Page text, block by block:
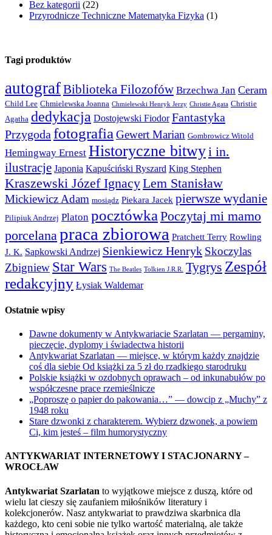
Bez kategorii (22)
Przyrodnicze Techniczne Matematyka Fizyka (1)
Tagi produktów
autografBiblioteka Filozofów Brzechwa Jan Ceram
Child Lee Chmielewska Joanna Chmielewski Henryk Jerzy Christie Agata Christie
Agatha dedykacja Dostojewski Fiodor Fantastyka
Przygoda fotografia Gewert Marian Gombrowicz Witold
Hemingway Ernest Historyczne bitwyi in.
ilustracje Japonia Kapuściński Ryszard King Stephen
Kraszewski Józef IgnacyLem Stanisław
Mickiewicz Adam mosiądz Piekara Jacek pierwsze wydanie
Pilipiuk Andrzej Platon pocztówka Poczytaj mi mamo
porcelana praca zbiorowa Pratchett Terry Rowling
J. K. Sapkowski Andrzej Sienkiewicz Henryk Skoczylas
Zbigniew Star Wars The Beatles Tolkien J.R.R. Tygrys Zespół
redakcyjny Łysiak Waldemar
Ostatnie wpisy
Dawne dokumenty w Antykwariacie Szarlatan — pergaminy,
pieczęcie, dyplomy i świadectwa historii
Antykwariat Szarlatan — miejsce, w którym każdy znajdzie
coś dla siebie Od książki za 5 zł do rzadkiego starodruku
Polskie książki w ozdobnych oprawach – od inkunabułów po
współczesne prace rzemieślnicze
„Poproszę o papier do pakowania…” — dowcip z „Muchy” z
1948 roku
Stare dzwonki z charakterem. Wybierz dzwonek, a powiem
Ci, kim jesteś – film humorystyczny
ANTYKWARIAT INTERNETOWY I STACJONARNY –
WROCŁAW
Antykwariat Szarlatan to wyjątkowe miejsce z duszą, które od
wielu lat cieszy się zaufaniem miłośników literatury i
kolekcjonerów. Nasz antykwariat to prawdziwa skarbnica dla
każdego, kto ceni sobie nie tylko wartość materialną, ale także